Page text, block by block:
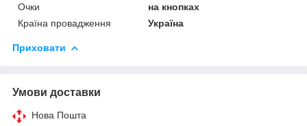
Очки
на кнопках
Країна провадження
Україна
Приховати
Умови доставки
Нова Пошта